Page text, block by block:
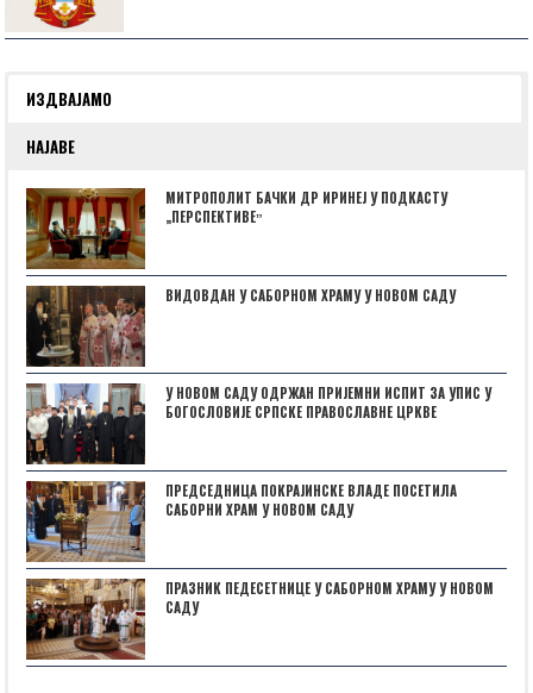
ИЗДВАЈАМО
НАЈАВЕ
МИТРОПОЛИТ БАЧКИ ДР ИРИНЕЈ У ПОДКАСТУ
„ПЕРСПЕКТИВЕˮ
ВИДОВДАН У САБОРНОМ ХРАМУ У НОВОМ САДУ
У НОВОМ САДУ ОДРЖАН ПРИЈЕМНИ ИСПИТ ЗА УПИС У
БОГОСЛОВИЈЕ СРПСКЕ ПРАВОСЛАВНЕ ЦРКВЕ
ПРЕДСЕДНИЦА ПОКРАЈИНСКЕ ВЛАДЕ ПОСЕТИЛА
САБОРНИ ХРАМ У НОВОМ САДУ
ПРАЗНИК ПЕДЕСЕТНИЦЕ У САБОРНОМ ХРАМУ У НОВОМ
САДУ